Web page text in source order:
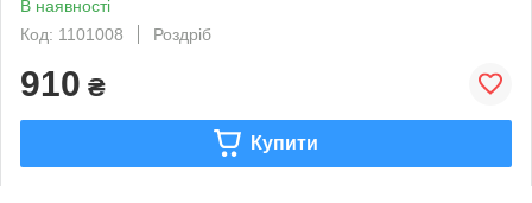
В наявності
Код: 1101008
Роздріб
910 ₴
Купити